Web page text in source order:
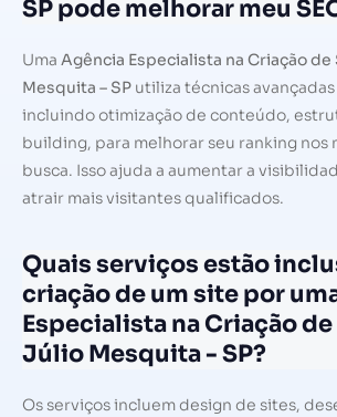
SP pode melhorar meu
Uma Agência Especialista na Criação
Mesquita – SP utiliza técnicas avançadas
incluindo otimização de conteúdo,
building, para melhorar seu ranking nos
busca. Isso ajuda a aumentar a
atrair mais visitantes qualificados.
Quais serviços estão
criação de um site por
Especialista na Criação
Júlio Mesquita - SP?
Os serviços incluem design de sites,